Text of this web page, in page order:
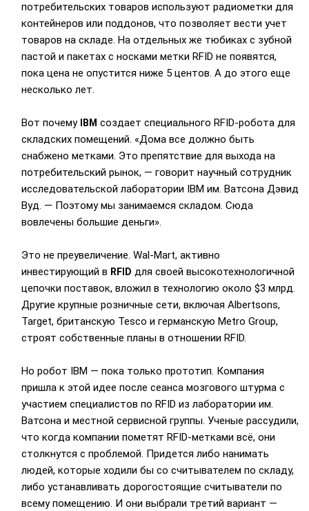
потребительских товаров используют радиометки для
контейнеров или поддонов, что позволяет вести учет
товаров на складе. На отдельных же тюбиках с зубной
пастой и пакетах с носками метки RFID не появятся,
пока цена не опустится ниже 5 центов. А до этого еще
несколько лет.
Вот почему IBM создает специального RFID-робота для
складских помещений. «Дома все должно быть
снабжено метками. Это препятствие для выхода на
потребительский рынок, — говорит научный сотрудник
исследовательской лаборатории IBM им. Ватсона Дэвид
Вуд. — Поэтому мы занимаемся складом. Сюда
вовлечены большие деньги».
Это не преувеличение. Wal-Mart, активно
инвестирующий в RFID для своей высокотехнологичной
цепочки поставок, вложил в технологию около $3 млрд.
Другие крупные розничные сети, включая Albertsons,
Target, британскую Tesco и германскую Metro Group,
строят собственные планы в отношении RFID.
Но робот IBM — пока только прототип. Компания
пришла к этой идее после сеанса мозгового штурма с
участием специалистов по RFID из лаборатории им.
Ватсона и местной сервисной группы. Ученые рассудили,
что когда компании пометят RFID-метками всё, они
столкнутся с проблемой. Придется либо нанимать
людей, которые ходили бы со считывателем по складу,
либо устанавливать дорогостоящие считыватели по
всему помещению. И они выбрали третий вариант —